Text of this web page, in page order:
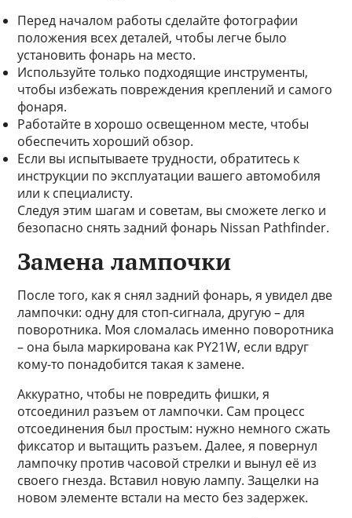
Перед началом работы сделайте фотографии
положения всех деталей, чтобы легче было
установить фонарь на место.
Используйте только подходящие инструменты,
чтобы избежать повреждения креплений и самого
фонаря.
Работайте в хорошо освещенном месте, чтобы
обеспечить хороший обзор.
Если вы испытываете трудности, обратитесь к
инструкции по эксплуатации вашего автомобиля
или к специалисту.
Следуя этим шагам и советам, вы сможете легко и
безопасно снять задний фонарь Nissan Pathfinder.
Замена лампочки
После того, как я снял задний фонарь, я увидел две
лампочки: одну для стоп-сигнала, другую – для
поворотника. Моя сломалась именно поворотника
– она была маркирована как PY21W, если вдруг
кому-то понадобится такая к замене.
Аккуратно, чтобы не повредить фишки, я
отсоединил разъем от лампочки. Сам процесс
отсоединения был простым: нужно немного сжать
фиксатор и вытащить разъем. Далее, я повернул
лампочку против часовой стрелки и вынул её из
своего гнезда. Вставил новую лампу. Защелки на
новом элементе встали на место без задержек.